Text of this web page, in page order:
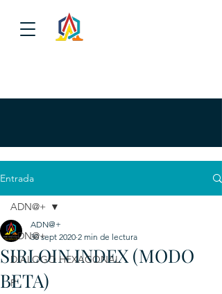
Entrada
ADN@+
DIALOGO HEXAGONAL
P
ADN@+
SIRLOIN INDEX (MODO
BETA)
ADN@+
30 sept 2020 2 min de lectura